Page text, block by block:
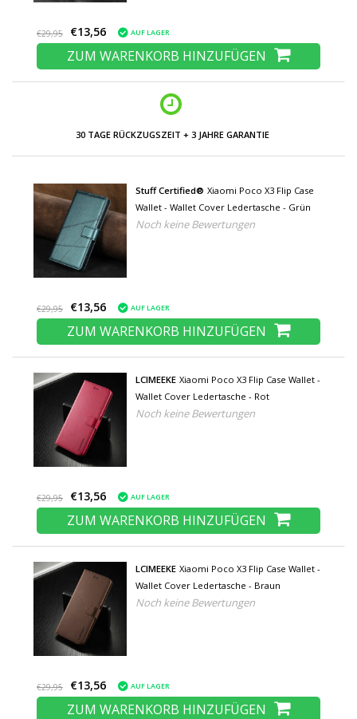
€29,95 €13,56 AUF LAGER
ZUM WARENKORB HINZUFÜGEN
NIEDRIGE PREISE UND GROSSE AUSWAHL
Stuff Certified® Xiaomi Poco X3 Flip Case
Wallet - Wallet Cover Ledertasche - Grün
Noch keine Bewertungen
€29,95 €13,56 AUF LAGER
ZUM WARENKORB HINZUFÜGEN
LCIMEEKE Xiaomi Poco X3 Flip Case Wallet -
Wallet Cover Ledertasche - Rot
Noch keine Bewertungen
€29,95 €13,56 AUF LAGER
ZUM WARENKORB HINZUFÜGEN
LCIMEEKE Xiaomi Poco X3 Flip Case Wallet -
Wallet Cover Ledertasche - Braun
Noch keine Bewertungen
€29,95 €13,56 AUF LAGER
ZUM WARENKORB HINZUFÜGEN